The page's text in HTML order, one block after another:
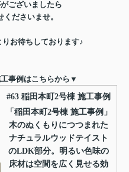
ございましたら
ださいませ。
お待ちしております♪
事例はこちらから▼
#63 稲田本町2号棟 施工事例
「稲田本町2号棟 施工事例」
木のぬくもりにつつまれた
ナチュラルウッドテイスト
のLDK部分。明るい色味の
床材は空間を広く見せる効